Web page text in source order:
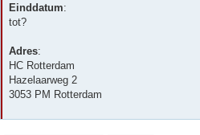
Einddatum:
tot?
Adres:
HC Rotterdam
Hazelaarweg 2
3053 PM Rotterdam